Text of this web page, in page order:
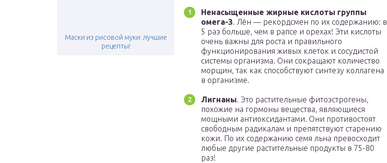
Маски из рисовой муки: лучшие
рецепты!
Ненасыщенные жирные кислоты группы
омега-3. Лён — рекордсмен по их содержанию: в
5 раз больше, чем в рапсе и орехах! Эти кислоты
очень важны для роста и правильного
функционирования живых клеток и сосудистой
системы организма. Они сокращают количество
морщин, так как способствуют синтезу коллагена
в организме.
Лигнаны. Это растительные фитоэстрогены,
похожие на гормоны вещества, являющиеся
мощными антиоксидантами. Они противостоят
свободным радикалам и препятствуют старению
кожи. По их содержанию семя льна превосходит
любые другие растительные продукты в 75-80
раз!